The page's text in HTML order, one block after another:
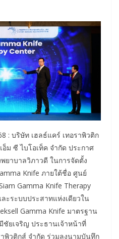
: บริษัท เฮลธ์แคร์ เทอราพิวติก
ม ซี ไบโอเท็ค จำกัด ประกาศ
ยาบาลวิภาวดี ในการจัดตั้ง
Knife ภายใต้ชื่อ ศูนย์
Gamma Knife Therapy
ะระบบประสาทแห่งเดียวใน
Gamma Knife มาตรฐาน
ยเจริญ ประธานเจ้าหน้าที่
พิวติกส์ จํากัด ร่วมลงนามบันทึก